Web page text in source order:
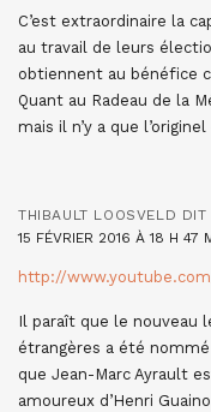
C’est extraordinaire la
au travail de leurs
obtiennent au bénéfice
Quant au Radeau de la
mais il n’y a que
THIBAULT LOOSVELD DIT
15 FÉVRIER 2016 À 18 H 47
http://
Il paraît que le nouveau
étrangères a été
que Jean-Marc Ayrault
amoureux d’Henri